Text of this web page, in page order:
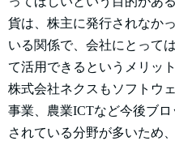
貨は、株主に発行されなか
いる関係で、会社にとって
て活用できるというメリッ
株式会社ネクスもソフトウ
事業、農業ICTなど今後ブ
されている分野が多いため